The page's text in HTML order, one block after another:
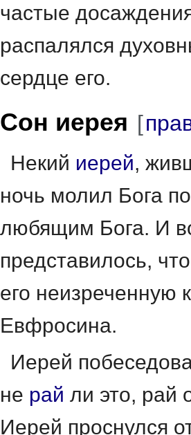
частые
распалялся
сердце его.
Сон иерея [
Некий иерей,
ночь молил Бога
любящим Бога. И
представилось,
его неизреченную
Евфросина.
Иерей
не рай ли это, рай
Иерей проснулся